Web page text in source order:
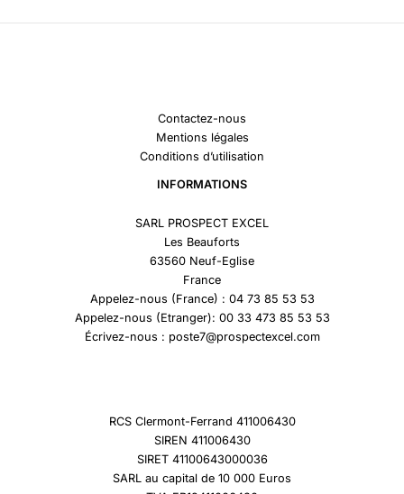
Contactez-nous
Mentions légales
Conditions d’utilisation
INFORMATIONS
SARL PROSPECT EXCEL
Les Beauforts
63560 Neuf-Eglise
France
Appelez-nous (France) : 04 73 85 53 53
Appelez-nous (Etranger): 00 33 473 85 53 53
Écrivez-nous : poste7@prospectexcel.com
RCS Clermont-Ferrand 411006430
SIREN 411006430
SIRET 41100643000036
SARL au capital de 10 000 Euros